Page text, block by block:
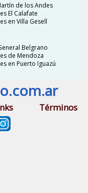
de los Andes
El Calafate
en Villa Gesell
Belgrano
de Mendoza
en Puerto Iguazú
Términos